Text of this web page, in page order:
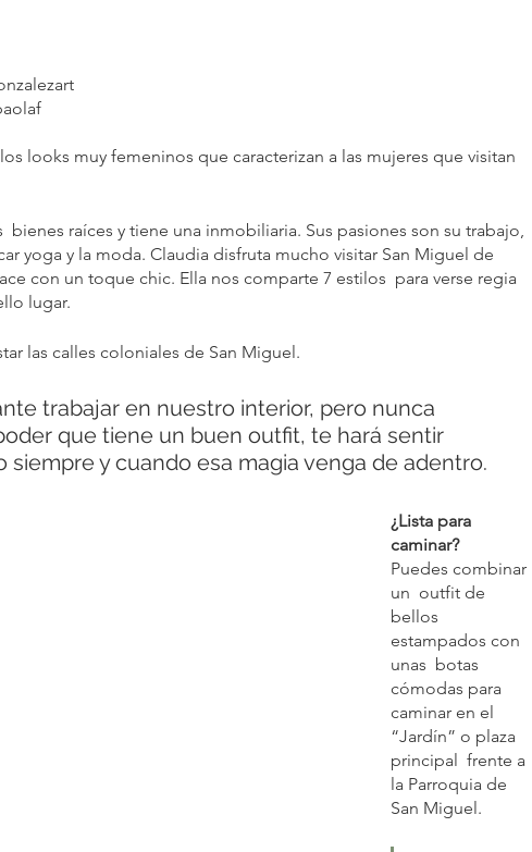
looks muy femeninos que caracterizan a las mujeres que visitan
bienes raíces y tiene una inmobiliaria. Sus pasiones son su trabajo,
yoga y la moda. Claudia disfruta mucho visitar San Miguel de
con un toque chic. Ella nos comparte 7 estilos  para verse regia
lugar.
las calles coloniales de San Miguel.
trabajar en nuestro interior, pero nunca
que tiene un buen outfit, te hará sentir
siempre y cuando esa magia venga de adentro.
¿Lista para
caminar?
Puedes combinar
un  outfit de
bellos
estampados con
unas  botas
cómodas para
caminar en el
“Jardín” o plaza
principal  frente a
la Parroquia de
San Miguel.